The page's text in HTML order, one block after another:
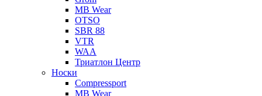
MB Wear
OTSO
SBR 88
VTR
WAA
Триатлон Центр
Носки
Compressport
MB Wear